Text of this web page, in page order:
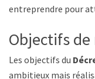
entreprendre pour
Objectifs
Les objectifs du
ambitieux mais